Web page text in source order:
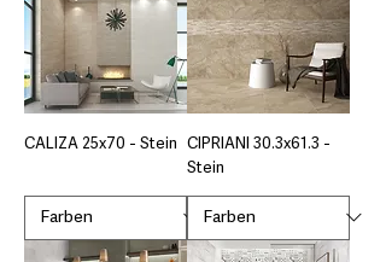
CALIZA 25x70 - Stein
CIPRIANI 30.3x61.3 -
Stein